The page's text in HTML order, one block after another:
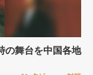
の舞台を中国各地